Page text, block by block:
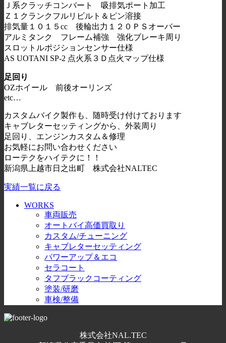
Ｊ系クラッチコンバート 吸排気ポート加工
Ｚ１クランクフルリビルト＆ピン溶接
排気量１０１５cc 後輪出力１２０ＰＳオーバー
アルミタンク フレーム補強 強化ブレーキ周り
スロットルポジションセンサー仕様
AS UOTANI SP-2 点火系３Ｄ点火マップ仕様
足回り
OZホイール 前後オーリンズ
etc…
カスタムバイク製作も、随時受け付けております
キャブレターセッティングから、外装周り
足回り、エンジンカスタム＆修理
お気軽にお問い合わせください
ローテクをハイテクに！！
新潟県上越市日之出町 株式会社NALTEC
実績一覧に戻る
WORKS
車両販売
オートバイ高価買取り
カスタム/チューニング
キャブレターセッティング
パワーアップ＆エコ
セラコート
タフブラックコーティング
塗装/研磨
車検/整備
株式会社NAL.TEC